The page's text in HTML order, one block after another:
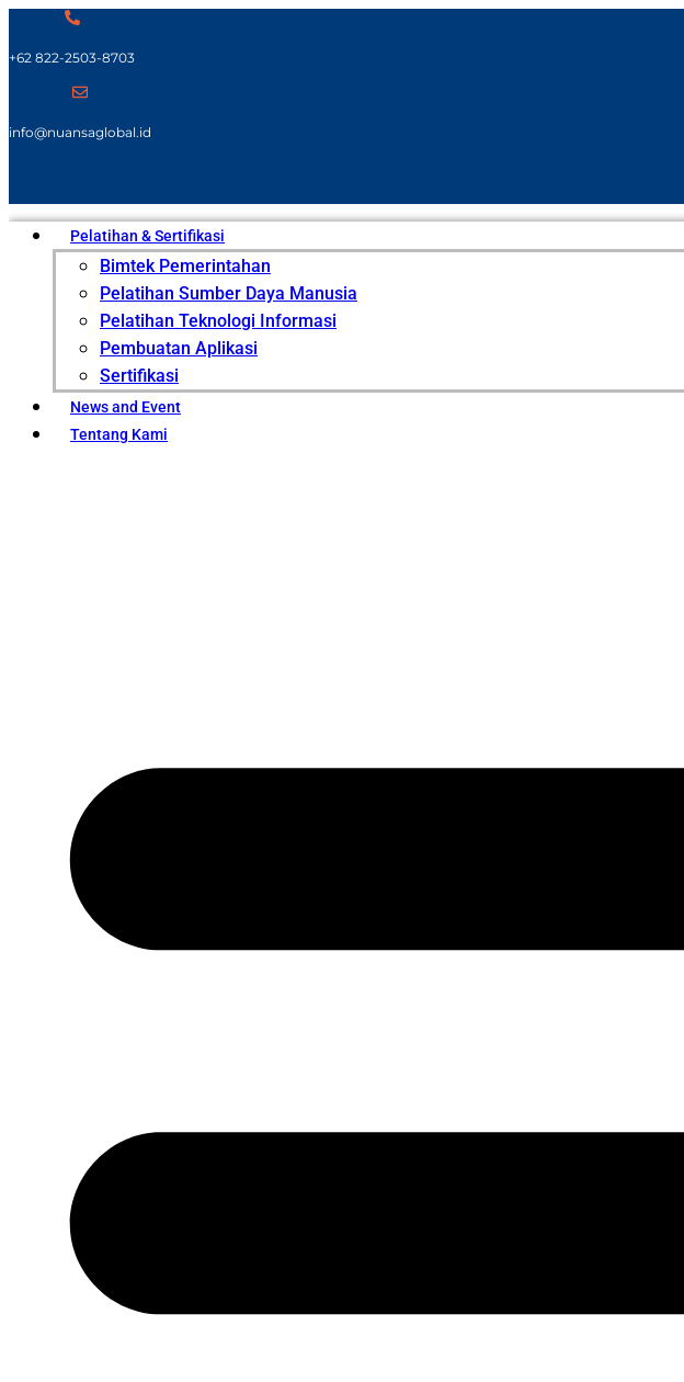
+62 822-2503-8703
info@nuansaglobal.id
Pelatihan & Sertifikasi
Bimtek Pemerintahan
Pelatihan Sumber Daya Manusia
Pelatihan Teknologi Informasi
Pembuatan Aplikasi
Sertifikasi
News and Event
Tentang Kami